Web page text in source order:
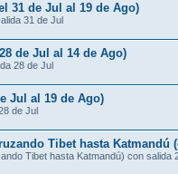
31 de Jul al 19 de Ago)
31 de Jul
de Jul al 14 de Ago)
28 de Jul
Jul al 19 de Ago)
de Jul
Tibet hasta Katmandú
Tibet hasta Katmandú) con salida